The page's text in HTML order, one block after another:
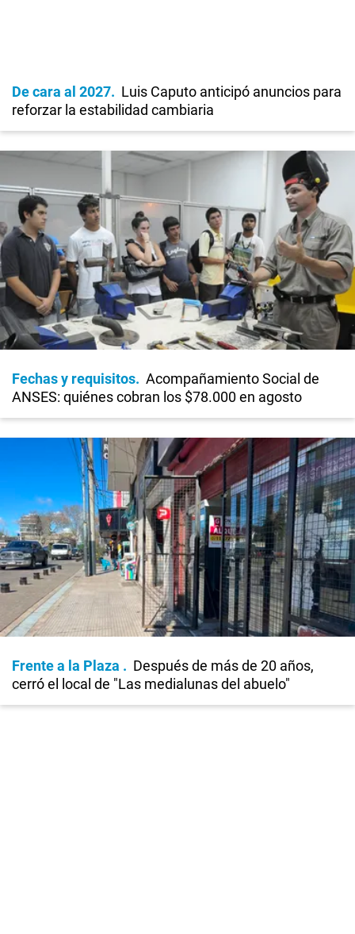
De cara al 2027
Luis Caputo anticipó anuncios para
reforzar la estabilidad cambiaria
Fechas y requisitos
Acompañamiento Social de
ANSES: quiénes cobran los $78.000 en agosto
Frente a la Plaza
Después de más de 20 años,
cerró el local de "Las medialunas del abuelo"